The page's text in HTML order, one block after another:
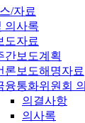
/자료
의사록
도자료
간보도계획
론보도해명자료
융통화위원회
의결사항
의사록